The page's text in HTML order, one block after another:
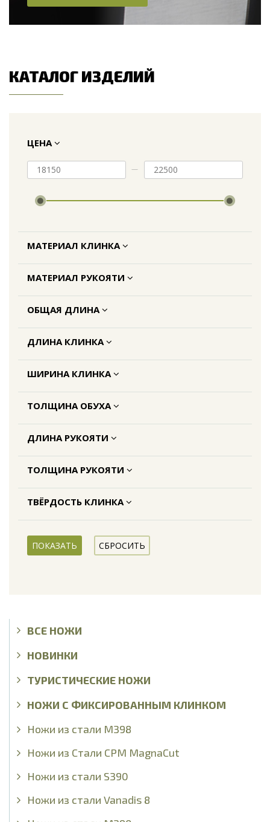
КАТАЛОГ ИЗДЕЛИЙ
ЦЕНА
МАТЕРИАЛ КЛИНКА
МАТЕРИАЛ РУКОЯТИ
ОБЩАЯ ДЛИНА
ДЛИНА КЛИНКА
ШИРИНА КЛИНКА
ТОЛЩИНА ОБУХА
ДЛИНА РУКОЯТИ
ТОЛЩИНА РУКОЯТИ
ТВЁРДОСТЬ КЛИНКА
ВСЕ НОЖИ
НОВИНКИ
ТУРИСТИЧЕСКИЕ НОЖИ
НОЖИ С ФИКСИРОВАННЫМ КЛИНКОМ
Ножи из стали М398
Ножи из Стали CPM MagnaCut
Ножи из стали S390
Ножи из стали Vanadis 8